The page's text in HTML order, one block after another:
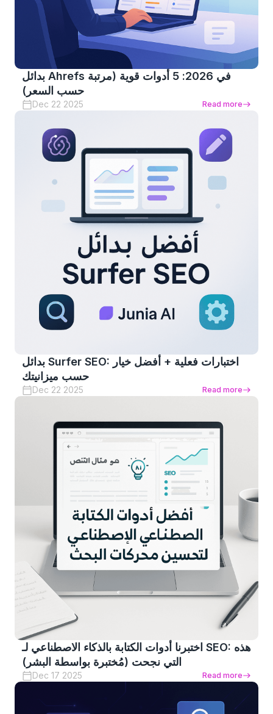
بدائل Ahrefs في 2026: 5 أدوات قوية (مرتبة
حسب السعر)
Dec 22 2025 Read more
بدائل Surfer SEO: اختبارات فعلية + أفضل خيار
حسب ميزانيتك
Dec 22 2025 Read more
اختبرنا أدوات الكتابة بالذكاء الاصطناعي لـ SEO: هذه
التي نجحت (مُختبرة بواسطة البشر)
Dec 17 2025 Read more